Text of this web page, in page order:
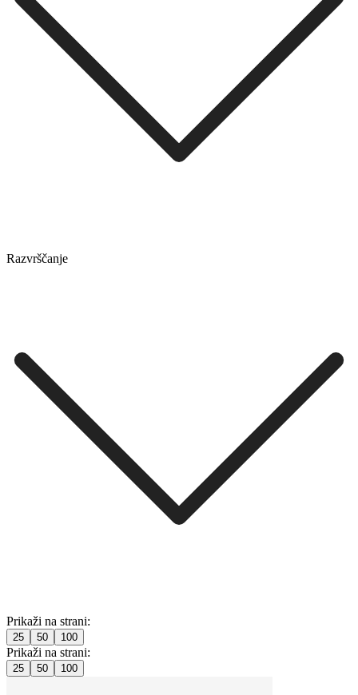
Razvrščanje
Prikaži na strani:
25 50 100
Prikaži na strani:
25 50 100